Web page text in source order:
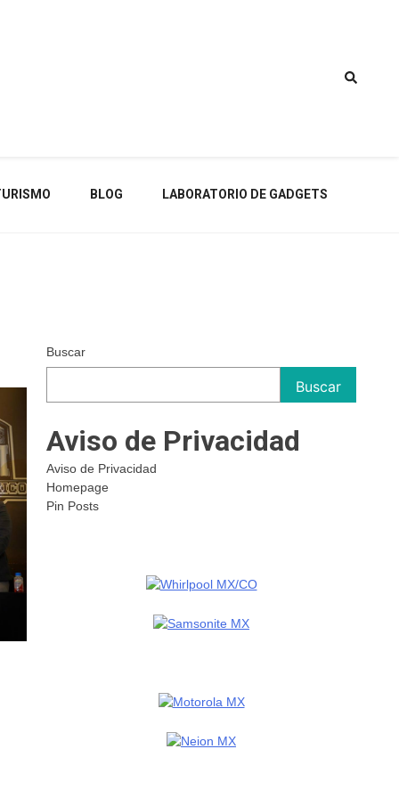
BLOG LABORATORIO DE GADGETS
Buscar
Buscar
Aviso de Privacidad
Aviso de Privacidad
Homepage
Pin Posts